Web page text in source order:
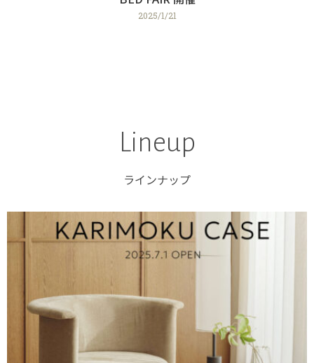
2025/1/21
Lineup
ラインナップ